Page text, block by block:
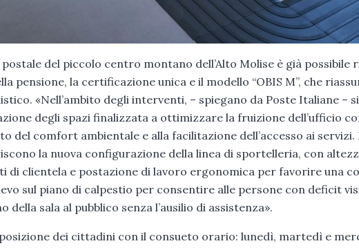
del piccolo centro montano dell’Alto Molise è già possibile
pensione, la certificazione unica e il modello “OBIS M”, che
«Nell’ambito degli interventi, – spiegano da Poste Italiane –
degli spazi finalizzata a ottimizzare la fruizione dell’ufficio
del comfort ambientale e alla facilitazione dell’accesso ai servizi.
la nuova configurazione della linea di sportelleria, con
di clientela e postazione di lavoro ergonomica per favorire una
sul piano di calpestio per consentire alle persone con deficit
sala al pubblico senza l’ausilio di assistenza».
dei cittadini con il consueto orario: lunedì, martedì e